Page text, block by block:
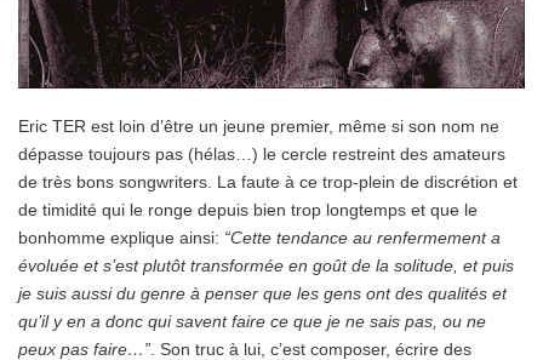
Eric TER est loin d’être un jeune premier, même si son nom ne
dépasse toujours pas (hélas…) le cercle restreint des amateurs
de très bons songwriters. La faute à ce trop-plein de discrétion et
de timidité qui le ronge depuis bien trop longtemps et que le
bonhomme explique ainsi: “Cette tendance au renfermement a
évoluée et s’est plutôt transformée en goût de la solitude, et puis
je suis aussi du genre à penser que les gens ont des qualités et
qu’il y en a donc qui savent faire ce que je ne sais pas, ou ne
peux pas faire…” . Son truc à lui, c’est composer, écrire des